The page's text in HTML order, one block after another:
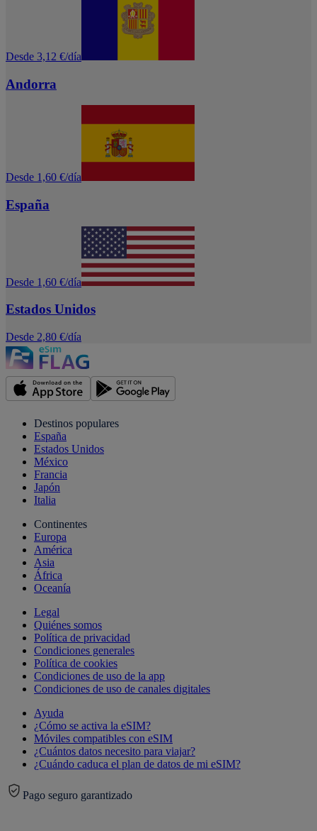
Desde 3,12 €/día
Andorra
Desde 1,60 €/día
España
Desde 1,60 €/día
Estados Unidos
Desde 2,80 €/día
Destinos populares
España
Estados Unidos
México
Francia
Japón
Italia
Continentes
Europa
América
Asia
África
Oceanía
Legal
Quiénes somos
Política de privacidad
Condiciones generales
Política de cookies
Condiciones de uso de la app
Condiciones de uso de canales digitales
Ayuda
¿Cómo se activa la eSIM?
Móviles compatibles con eSIM
¿Cuántos datos necesito para viajar?
¿Cuándo caduca el plan de datos de mi eSIM?
Pago seguro garantizado